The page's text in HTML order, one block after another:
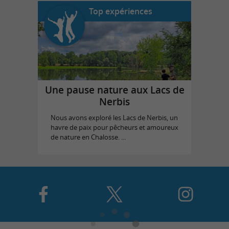
Top expériences
Une pause nature aux Lacs de
Nerbis
Nous avons exploré les Lacs de Nerbis, un
havre de paix pour pêcheurs et amoureux
de nature en Chalosse. ...